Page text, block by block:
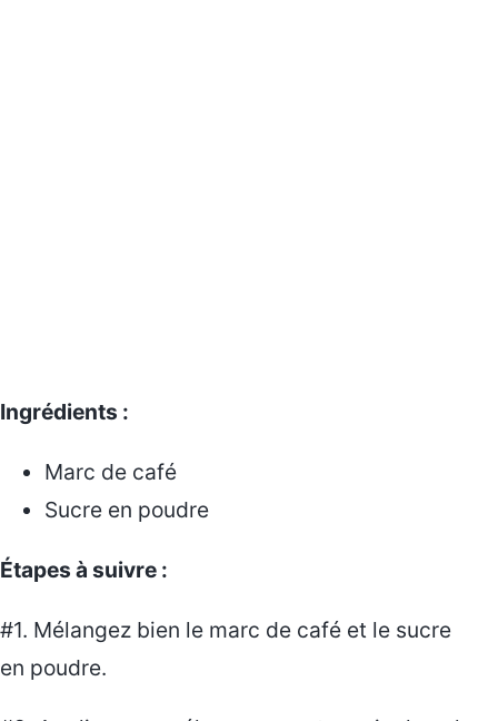
Ingrédients :
Marc de café
Sucre en poudre
Étapes à suivre :
#1. Mélangez bien le marc de café et le sucre
en poudre.